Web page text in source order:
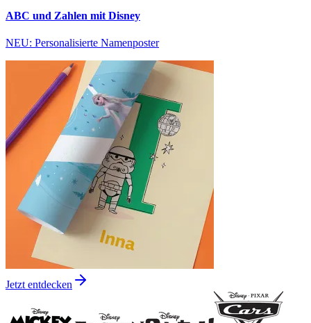
ABC und Zahlen mit Disney
NEU: Personalisierte Namenposter
Jetzt entdecken